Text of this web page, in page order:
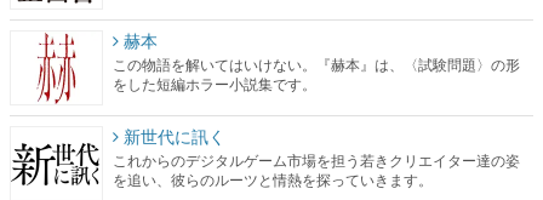
赫本
この物語を解いてはいけない。『赫本』は、〈試験問題〉の形
をした短編ホラー小説集です。
新世代に訊く
これからのデジタルゲーム市場を担う若きクリエイター達の姿
を追い、彼らのルーツと情熱を探っていきます。